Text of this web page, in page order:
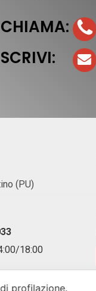
CHIAMA:
SCRIVI:
(PU)
18:00
profilazione.